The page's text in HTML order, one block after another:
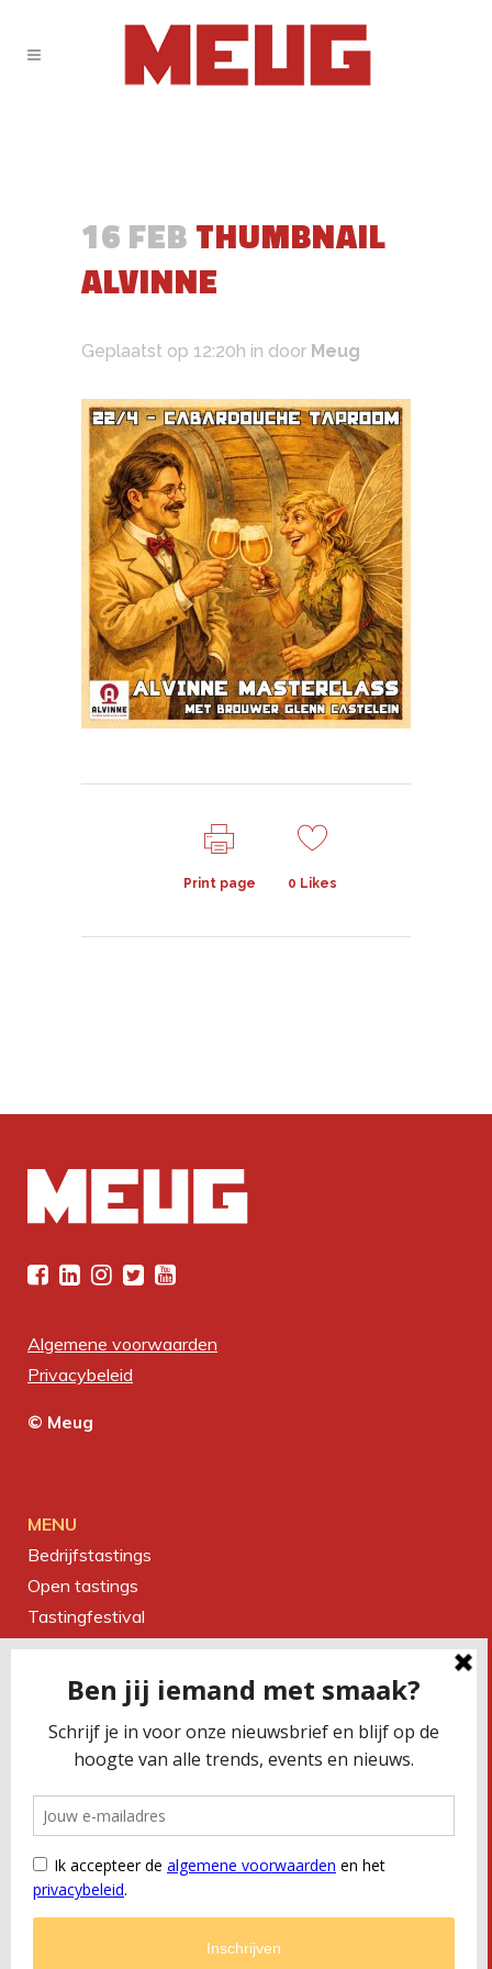
16 FEBTHUMBNAIL
ALVINNE
Geplaatst op 12:20h in door Meug
Print page 0 Likes
Algemene voorwaarden
Privacybeleid
© Meug
MENU
Bedrijfstastings
Open tastings
Tastingfestival
Magazine
Over ons
CONTACTEER ONS
Smaakbureau Meug
Kerkstraat 19 | 2060 Antwerpen
T +32 (0) 479 32 02 66